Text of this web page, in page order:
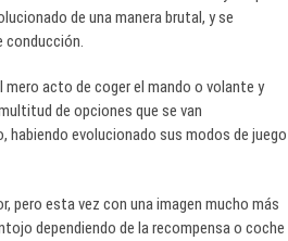
de una manera brutal, y se
conducción.
acto de coger el mando o volante y
de opciones que se van
habiendo evolucionado sus modos de juego
pero esta vez con una imagen mucho más
dependiendo de la recompensa o coche